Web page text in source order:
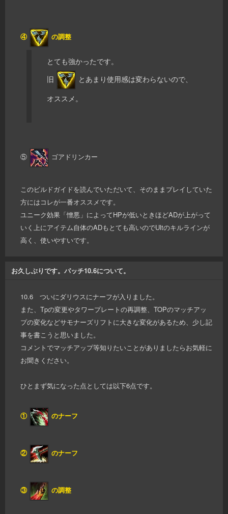
④ の調整
とても強かったです。
旧
とあまり使用感は変わらないので、
オススメ。
⑤ ゴアドリンカー
このビルドガイドを読んでいただいて、そのままプレイしていた
方にはコレが一番オススメです。
ユニーク効果「憎悪」によってHPが低いときほどADが上がって
いく上にアイテム自体のADもとても高いのでUltのキルラインが
高く、使いやすいです。
お久しぶりです。パッチ10.6について。
10.6 ついにダリウスにナーフが入りました。
また、Tpの変更やタワープレートの再調整、TOPのマッチアッ
プの変化などサモナーズリフトに大きな変化があるため、少し記
事を書こうと思いました。
コメントでマッチアップ等知りたいことがありましたらお気軽に
お聞きください。
ひとまず気になった点としては以下6点です。
① のナーフ
② のナーフ
③ の調整